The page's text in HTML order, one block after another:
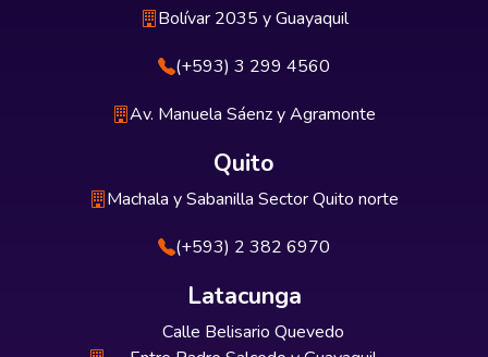
Bolívar 2035 y Guayaquil
(+593) 3 299 4560
Av. Manuela Sáenz y Agramonte
Quito
Machala y Sabanilla Sector Quito norte
(+593) 2 382 6970
Latacunga
Calle Belisario Quevedo